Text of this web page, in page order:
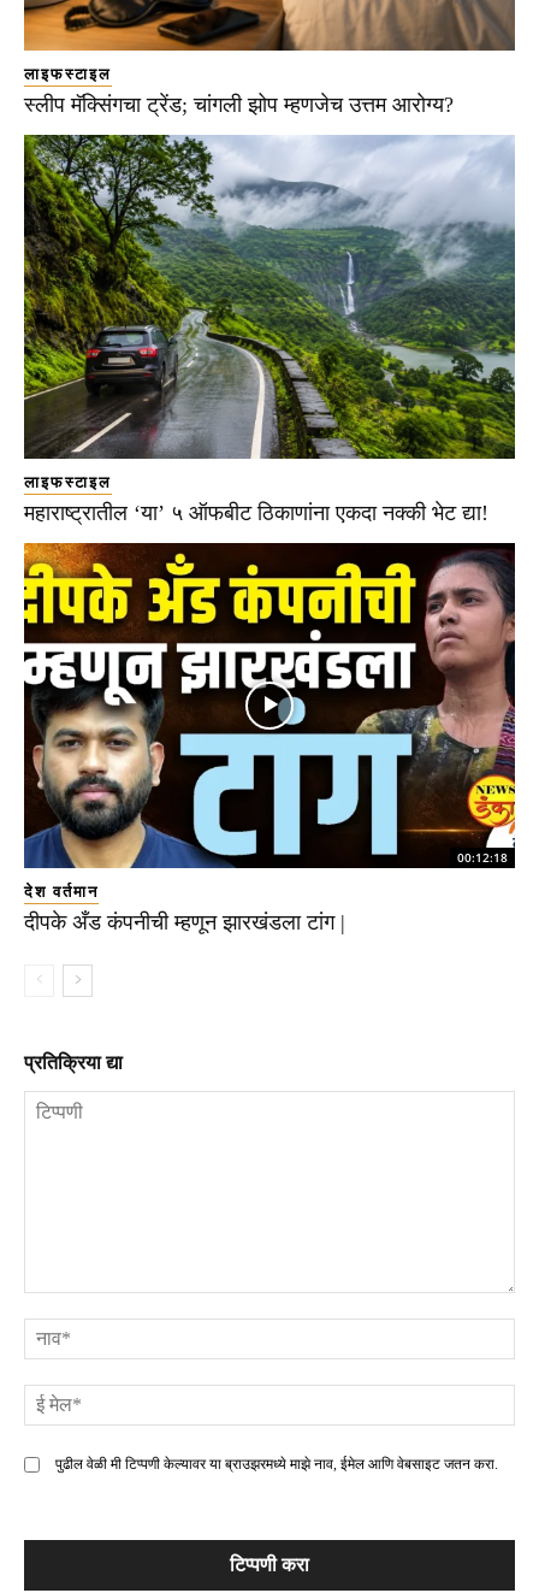
लाइफस्टाइल
स्लीप मॅक्सिंगचा ट्रेंड; चांगली झोप म्हणजेच उत्तम आरोग्य?
लाइफस्टाइल
महाराष्ट्रातील ‘या’ ५ ऑफबीट ठिकाणांना एकदा नक्की भेट द्या!
00:12:18
देश वर्तमान
दीपके अँड कंपनीची म्हणून झारखंडला टांग |
प्रतिक्रिया द्या
पुढील वेळी मी टिप्पणी केल्यावर या ब्राउझरमध्ये माझे नाव, ईमेल आणि वेबसाइट जतन करा.